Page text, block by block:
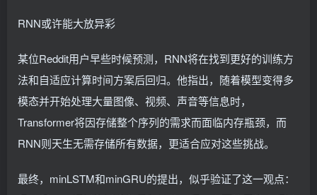
RNN或许能大放异彩
某位Reddit用户早些时候预测，RNN将在找到更好的训练方
法和自适应计算时间方案后回归。他指出，随着模型变得多
模态并开始处理大量图像、视频、声音等信息时，
Transformer将因存储整个序列的需求而面临内存瓶颈，而
RNN则天生无需存储所有数据，更适合应对这些挑战。
最终，minLSTM和minGRU的提出，似乎验证了这一观点：